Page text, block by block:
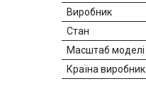
Виробник
Стан
Масштаб моделі
Країна виробник